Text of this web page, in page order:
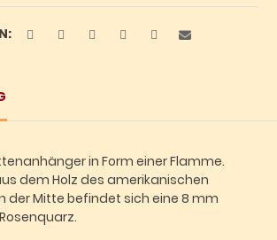
in Form einer Flamme.
dem Holz des amerikanischen
der Mitte befindet sich eine 8 mm